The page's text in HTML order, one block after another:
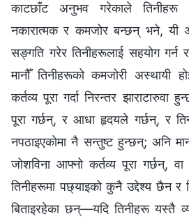
काटछाँट अनुभव गरेकाले तिनीहरू
नकारात्मक र कमजोर बन्छन् भने, यी
सङ्गति गरेर तिनीहरूलाई सहयोग
मानौँ तिनीहरूको कमजोरी अस्थायी
कर्तव्य पूरा गर्दा निरन्तर
पूरा गर्छन्, र आधा हृदयले गर्छन्, र
नपठाइएकोमा नै सन्तुष्ट हुन्छन्; अनि
जोशविना आफ्नो कर्तव्य पूरा गर्छन्,
तिनीहरूमा पछ्याइको कुनै उद्देश्य छैन र
बिताइरहेका छन्—यदि तिनीहरू यस्तै